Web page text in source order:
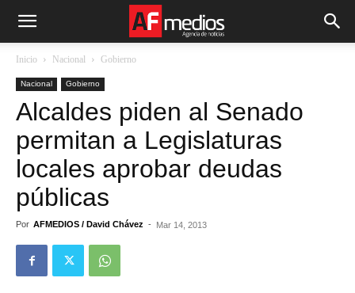
Inicio Nacional Gobierno
Nacional Gobierno
Alcaldes piden al Senado
permitan a Legislaturas
locales aprobar deudas
públicas
Por AFMEDIOS / David Chávez - Mar 14, 2013